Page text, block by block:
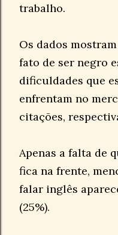
trabalho.
Os dados
fato de ser negro
dificuldades que
enfrentam no
citações,
Apenas a falta de
fica na frente,
falar inglês
(25%).